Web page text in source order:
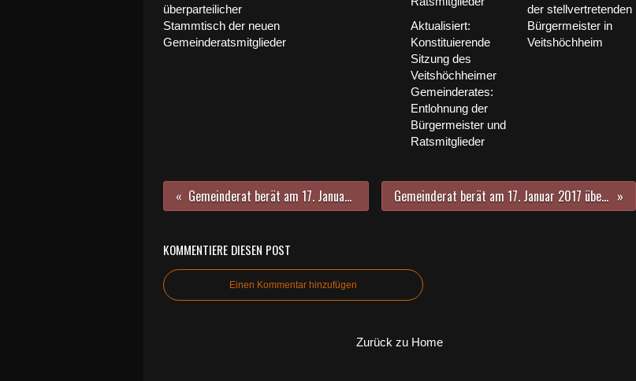
überparteilicher
Stammtisch der neuen
Gemeinderatsmitglieder
Aktualisiert:
Konstituierende
Sitzung des
Veitshöchheimer
Gemeinderates:
Entlohnung der
Bürgermeister und
Ratsmitglieder
der stellvertretenden
Bürgermeister in
Veitshöchheim
Gemeinderat berät am 17. Januar 2017 über wichtige Projekte - Teil 1 - Verkehrskonzept Kirchstraße Gemeinderat berät am 17. Januar 2017 über wichtige Projekte - Teil 3 - Anträge der Fraktionen: Barrierefreiheit Mainfrankensäle
KOMMENTIERE DIESEN POST
Einen Kommentar hinzufügen
Zurück zu Home